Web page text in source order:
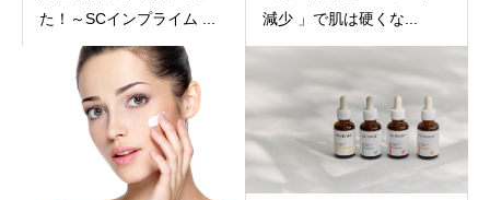
た！～SCインプライム ...
減少 」で肌は硬くな...